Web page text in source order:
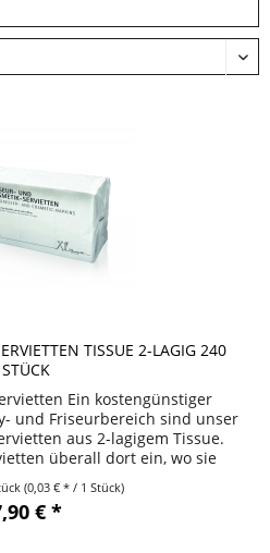
TISSUE 2-LAGIG 240
STÜCK
Ein kostengünstiger
und Friseurbereich sind unser
aus 2-lagigem Tissue.
überall dort ein, wo sie
(0,03 € * / 1 Stück)
€ *